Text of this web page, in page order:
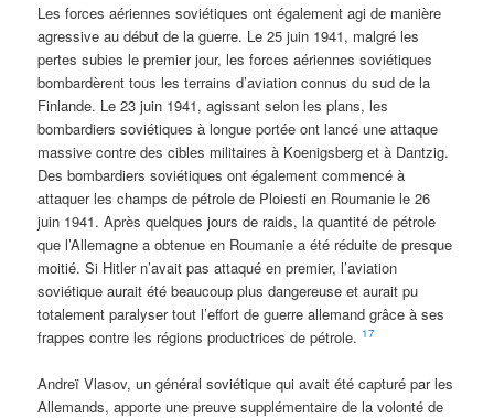
Les forces aériennes soviétiques ont également agi de manière
agressive au début de la guerre. Le 25 juin 1941, malgré les
pertes subies le premier jour, les forces aériennes soviétiques
bombardèrent tous les terrains d’aviation connus du sud de la
Finlande. Le 23 juin 1941, agissant selon les plans, les
bombardiers soviétiques à longue portée ont lancé une attaque
massive contre des cibles militaires à Koenigsberg et à Dantzig.
Des bombardiers soviétiques ont également commencé à
attaquer les champs de pétrole de Ploiesti en Roumanie le 26
juin 1941. Après quelques jours de raids, la quantité de pétrole
que l’Allemagne a obtenue en Roumanie a été réduite de presque
moitié. Si Hitler n’avait pas attaqué en premier, l’aviation
soviétique aurait été beaucoup plus dangereuse et aurait pu
totalement paralyser tout l’effort de guerre allemand grâce à ses
frappes contre les régions productrices de pétrole. 17
Andreï Vlasov, un général soviétique qui avait été capturé par les
Allemands, apporte une preuve supplémentaire de la volonté de